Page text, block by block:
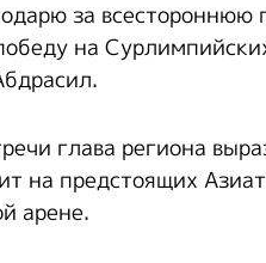
за всестороннюю
на
глава региона
на предстоящих
арене.